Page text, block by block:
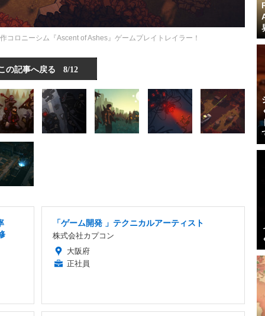
コロニーシム『Ascent of Ashes』ゲームプレイトレイラー！
の記事へ戻る 8/12
「ゲーム開発 」テクニカルアーティスト
株式会社カプコン
大阪府
正社員